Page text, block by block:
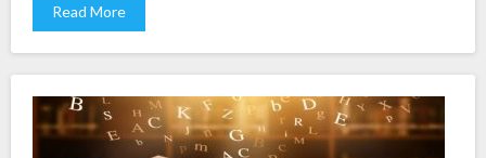
Read More